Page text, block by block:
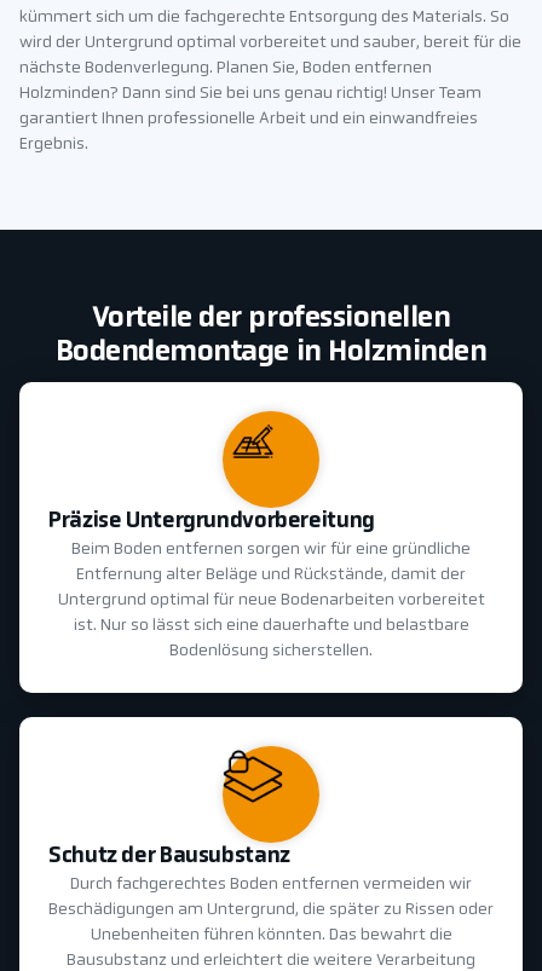
kümmert sich um die fachgerechte Entsorgung des Materials. So
wird der Untergrund optimal vorbereitet und sauber, bereit für die
nächste Bodenverlegung. Planen Sie, Boden entfernen
Holzminden? Dann sind Sie bei uns genau richtig! Unser Team
garantiert Ihnen professionelle Arbeit und ein einwandfreies
Ergebnis.
Vorteile der professionellen
Bodendemontage in Holzminden
Präzise Untergrundvorbereitung
Beim Boden entfernen sorgen wir für eine gründliche
Entfernung alter Beläge und Rückstände, damit der
Untergrund optimal für neue Bodenarbeiten vorbereitet
ist. Nur so lässt sich eine dauerhafte und belastbare
Bodenlösung sicherstellen.
Schutz der Bausubstanz
Durch fachgerechtes Boden entfernen vermeiden wir
Beschädigungen am Untergrund, die später zu Rissen oder
Unebenheiten führen könnten. Das bewahrt die
Bausubstanz und erleichtert die weitere Verarbeitung